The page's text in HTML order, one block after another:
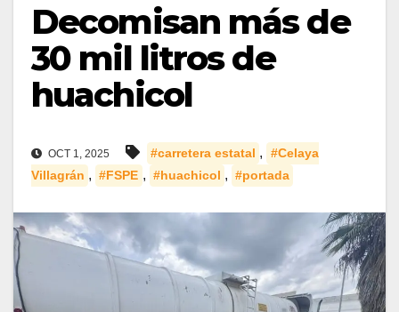
Decomisan más de
30 mil litros de
huachicol
OCT 1, 2025 #carretera estatal ,
#Celaya
Villagrán , #FSPE , #huachicol , #portada